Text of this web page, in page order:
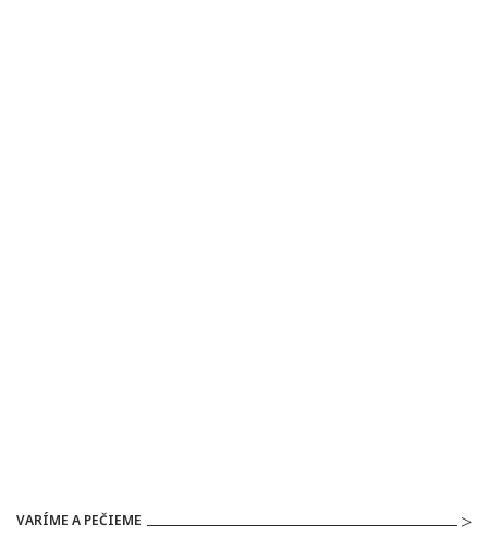
VARÍME A PEČIEME